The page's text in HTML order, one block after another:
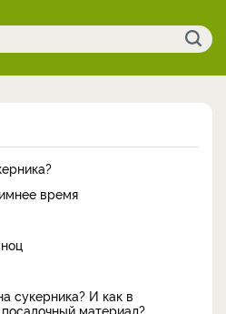
время
сукерника? И как в
материал?